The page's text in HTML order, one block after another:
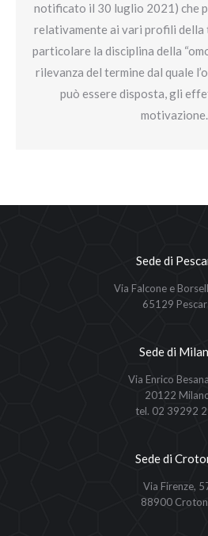
notificato il 30 luglio 2021) che
relativamente ai vari profili della
particolare la disciplina della
rilevanza del termine dal quale
può essere disposta, gli
Sede di
Via Falcone e
65129
Sede di
Via Enrico
20122
tel. 02 39292
Sede di
Via Firenze,
88900